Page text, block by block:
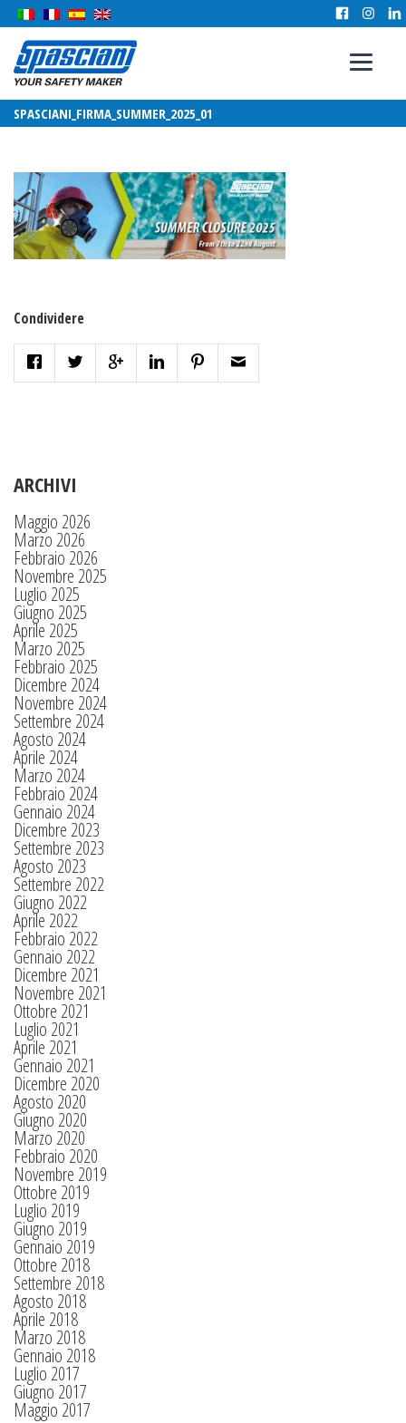
SPASCIANI_FIRMA_SUMMER_2025_01
Condividere
ARCHIVI
Maggio 2026
Marzo 2026
Febbraio 2026
Novembre 2025
Luglio 2025
Giugno 2025
Aprile 2025
Marzo 2025
Febbraio 2025
Dicembre 2024
Novembre 2024
Settembre 2024
Agosto 2024
Aprile 2024
Marzo 2024
Febbraio 2024
Gennaio 2024
Dicembre 2023
Settembre 2023
Agosto 2023
Settembre 2022
Giugno 2022
Aprile 2022
Febbraio 2022
Gennaio 2022
Dicembre 2021
Novembre 2021
Ottobre 2021
Luglio 2021
Aprile 2021
Gennaio 2021
Dicembre 2020
Agosto 2020
Giugno 2020
Marzo 2020
Febbraio 2020
Novembre 2019
Ottobre 2019
Luglio 2019
Giugno 2019
Gennaio 2019
Ottobre 2018
Settembre 2018
Agosto 2018
Aprile 2018
Marzo 2018
Gennaio 2018
Luglio 2017
Giugno 2017
Maggio 2017